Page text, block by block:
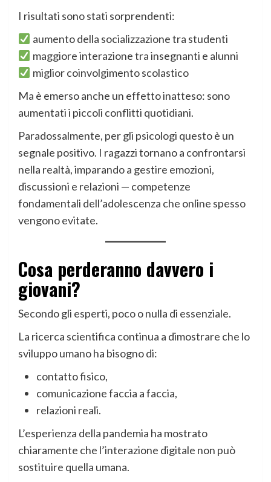
I risultati sono stati sorprendenti:
aumento della socializzazione tra studenti
maggiore interazione tra insegnanti e alunni
miglior coinvolgimento scolastico
Ma è emerso anche un effetto inatteso: sono
aumentati i piccoli conflitti quotidiani.
Paradossalmente, per gli psicologi questo è un
segnale positivo. I ragazzi tornano a confrontarsi
nella realtà, imparando a gestire emozioni,
discussioni e relazioni — competenze
fondamentali dell’adolescenza che online spesso
vengono evitate.
Cosa perderanno davvero i
giovani?
Secondo gli esperti, poco o nulla di essenziale.
La ricerca scientifica continua a dimostrare che lo
sviluppo umano ha bisogno di:
contatto fisico,
comunicazione faccia a faccia,
relazioni reali.
L’esperienza della pandemia ha mostrato
chiaramente che l’interazione digitale non può
sostituire quella umana.